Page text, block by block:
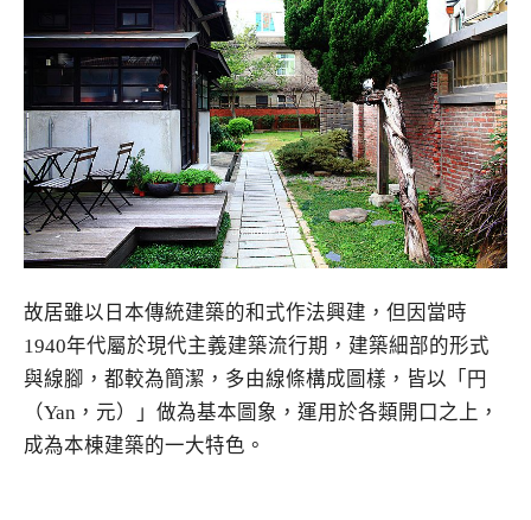
故居雖以日本傳統建築的和式作法興建，但因當時
1940年代屬於現代主義建築流行期，建築細部的形式
與線腳，都較為簡潔，多由線條構成圖樣，皆以「円
（Yan，元）」做為基本圖象，運用於各類開口之上，
成為本棟建築的一大特色。